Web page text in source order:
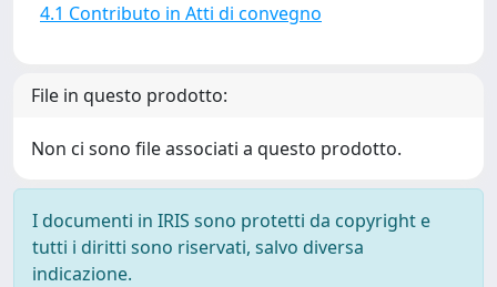
4.1 Contributo in Atti di convegno
File in questo prodotto:
Non ci sono file associati a questo prodotto.
I documenti in IRIS sono protetti da copyright e
tutti i diritti sono riservati, salvo diversa
indicazione.